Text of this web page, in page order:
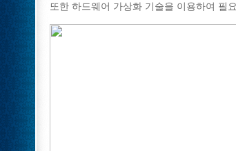
또한 하드웨어 가상화 기술을 이용하여 필